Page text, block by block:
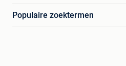
Populaire zoektermen